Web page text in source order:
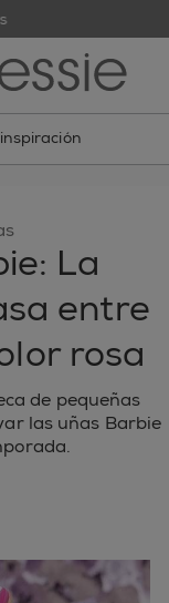
inspiración
La
entre
rosa
de pequeñas
las uñas Barbie
Twitter
por Pinterest
por Tumblr
por